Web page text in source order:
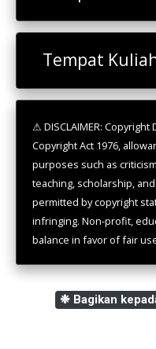
Tempat
⚠ DISCLAIMER:
Copyright Act 1976,
purposes such as
teaching, scholarship,
permitted by copyright
infringing. Non-profit,
balance in favor of fair
❉ Bagikan